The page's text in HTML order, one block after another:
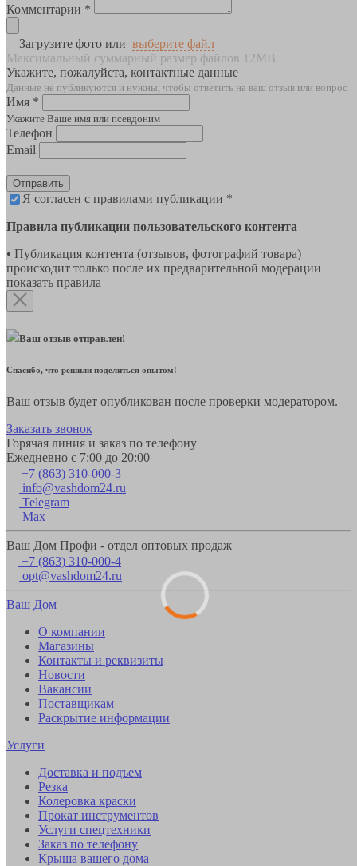
Комментарии *
Загрузите фото или выберите файл
Максимальный суммарный размер файлов 12MB
Укажите, пожалуйста, контактные данные
Данные не публикуются и нужны, чтобы ответить на ваш отзыв или вопрос
Имя *
Укажите Ваше имя или псевдоним
Телефон
Email
Отправить
Я согласен с правилами публикации *
Правила публикации пользовательского контента
• Публикация контента (отзывов, фотографий товара)
происходит только после их предварительной модерации
показать правила
Ваш отзыв отправлен!
Спасибо, что решили поделиться опытом!
Ваш отзыв будет опубликован после проверки модератором.
Заказать звонок
Горячая линия и заказ по телефону
Ежедневно с 7:00 до 20:00
+7 (863) 310-000-3
info@vashdom24.ru
Telegram
Max
Ваш Дом Профи - отдел оптовых продаж
+7 (863) 310-000-4
opt@vashdom24.ru
Ваш Дом
О компании
Магазины
Контакты и реквизиты
Новости
Вакансии
Поставщикам
Раскрытие информации
Услуги
Доставка и подъем
Резка
Колеровка краски
Прокат инструментов
Услуги спецтехники
Заказ по телефону
Крыша вашего дома